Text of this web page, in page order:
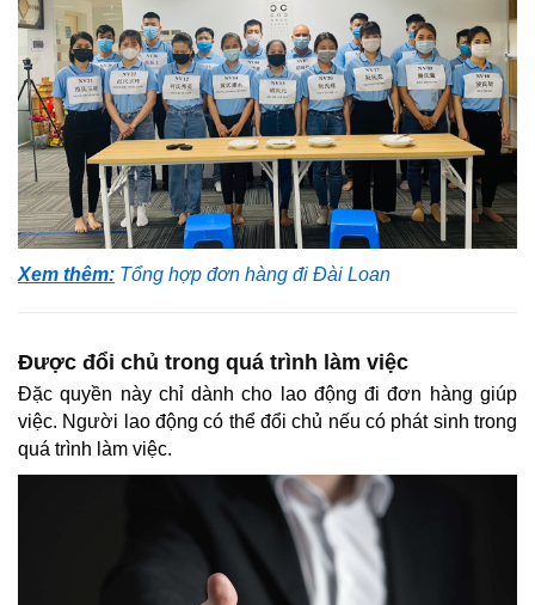
Xem thêm: Tổng hợp đơn hàng đi Đài Loan
Được đổi chủ trong quá trình làm việc
Đặc quyền này chỉ dành cho lao động đi đơn hàng giúp
việc. Người lao động có thể đổi chủ nếu có phát sinh trong
quá trình làm việc.